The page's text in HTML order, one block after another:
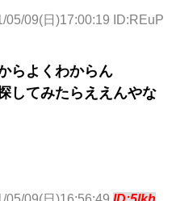
05/09(日)17:00:19 ID:REuP
らよくわからん
してみたらええんやな